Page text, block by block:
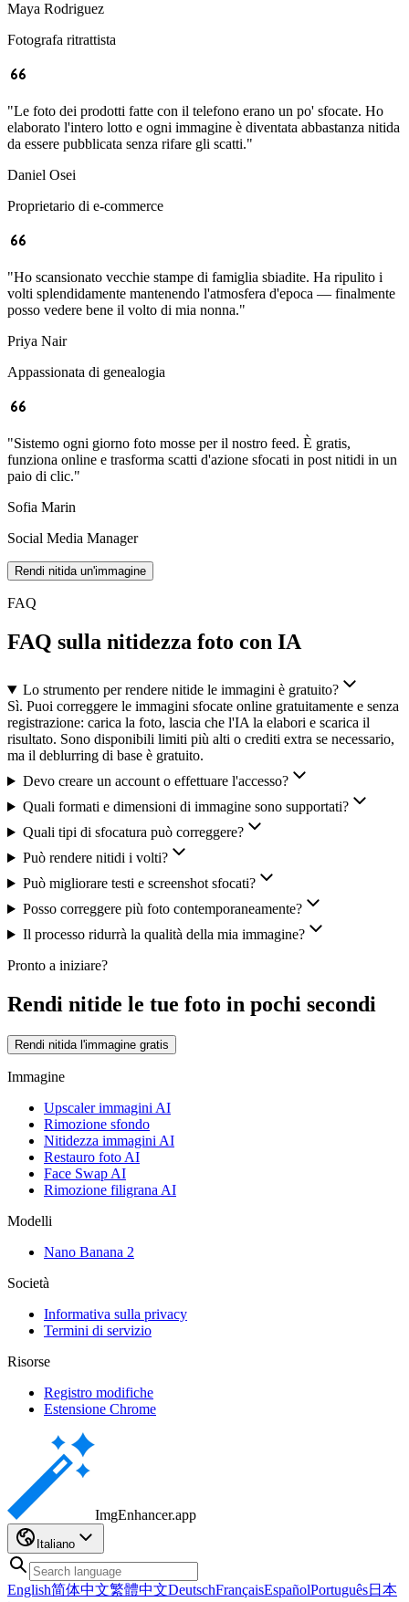
Maya Rodriguez
Fotografa ritrattista
"Le foto dei prodotti fatte con il telefono erano un po' sfocate. Ho
elaborato l'intero lotto e ogni immagine è diventata abbastanza nitida
da essere pubblicata senza rifare gli scatti."
Daniel Osei
Proprietario di e-commerce
"Ho scansionato vecchie stampe di famiglia sbiadite. Ha ripulito i
volti splendidamente mantenendo l'atmosfera d'epoca — finalmente
posso vedere bene il volto di mia nonna."
Priya Nair
Appassionata di genealogia
"Sistemo ogni giorno foto mosse per il nostro feed. È gratis,
funziona online e trasforma scatti d'azione sfocati in post nitidi in un
paio di clic."
Sofia Marin
Social Media Manager
Rendi nitida un'immagine
FAQ
FAQ sulla nitidezza foto con IA
Lo strumento per rendere nitide le immagini è gratuito?
Sì. Puoi correggere le immagini sfocate online gratuitamente e senza
registrazione: carica la foto, lascia che l'IA la elabori e scarica il
risultato. Sono disponibili limiti più alti o crediti extra se necessario,
ma il deblurring di base è gratuito.
Devo creare un account o effettuare l'accesso?
Quali formati e dimensioni di immagine sono supportati?
Quali tipi di sfocatura può correggere?
Può rendere nitidi i volti?
Può migliorare testi e screenshot sfocati?
Posso correggere più foto contemporaneamente?
Il processo ridurrà la qualità della mia immagine?
Pronto a iniziare?
Rendi nitide le tue foto in pochi secondi
Rendi nitida l'immagine gratis
Immagine
Upscaler immagini AI
Rimozione sfondo
Nitidezza immagini AI
Restauro foto AI
Face Swap AI
Rimozione filigrana AI
Modelli
Nano Banana 2
Società
Informativa sulla privacy
Termini di servizio
Risorse
Registro modifiche
Estensione Chrome
ImgEnhancer.app
Italiano
English简体中文繁體中文DeutschFrançaisEspañolPortuguês日本